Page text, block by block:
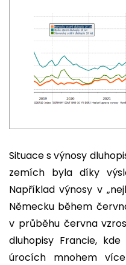
Situace s výnosy
zemích byla díky
Například výnosy v
Německu během
v průběhu června
dluhopisy Francie,
úrocích mnohem